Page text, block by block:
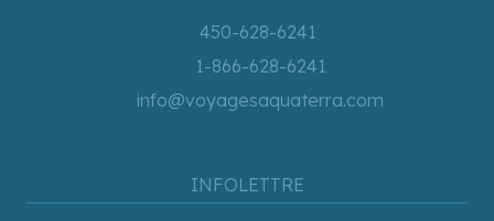
450-628-6241
1-866-628-6241
info@voyagesaquaterra.com
INFOLETTRE